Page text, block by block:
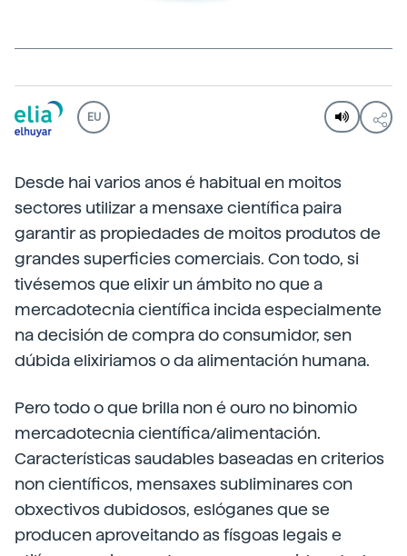
EU
Desde hai varios anos é habitual en moitos
sectores utilizar a mensaxe científica paira
garantir as propiedades de moitos produtos de
grandes superficies comerciais. Con todo, si
tivésemos que elixir un ámbito no que a
mercadotecnia científica incida especialmente
na decisión de compra do consumidor, sen
dúbida elixiriamos o da alimentación humana.
Pero todo o que brilla non é ouro no binomio
mercadotecnia científica/alimentación.
Características saudables baseadas en criterios
non científicos, mensaxes subliminares con
obxectivos dubidosos, eslóganes que se
producen aproveitando as físgoas legais e